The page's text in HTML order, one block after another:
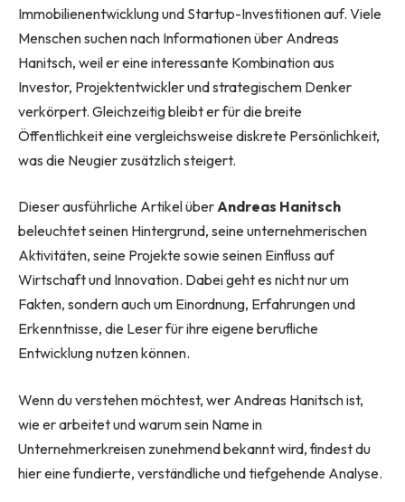
Immobilienentwicklung und Startup-Investitionen auf. Viele
Menschen suchen nach Informationen über Andreas
Hanitsch, weil er eine interessante Kombination aus
Investor, Projektentwickler und strategischem Denker
verkörpert. Gleichzeitig bleibt er für die breite
Öffentlichkeit eine vergleichsweise diskrete Persönlichkeit,
was die Neugier zusätzlich steigert.
Dieser ausführliche Artikel überAndreas Hanitsch
beleuchtet seinen Hintergrund, seine unternehmerischen
Aktivitäten, seine Projekte sowie seinen Einfluss auf
Wirtschaft und Innovation. Dabei geht es nicht nur um
Fakten, sondern auch um Einordnung, Erfahrungen und
Erkenntnisse, die Leser für ihre eigene berufliche
Entwicklung nutzen können.
Wenn du verstehen möchtest, wer Andreas Hanitsch ist,
wie er arbeitet und warum sein Name in
Unternehmerkreisen zunehmend bekannt wird, findest du
hier eine fundierte, verständliche und tiefgehende Analyse.